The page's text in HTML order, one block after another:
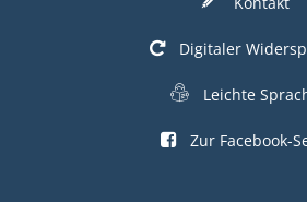
Digitaler
Leichte
Zur Facebook-